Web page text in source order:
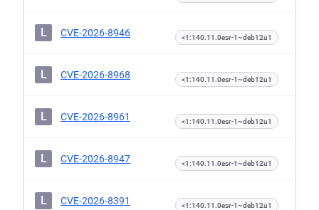
L CVE-2026-8946 <1:140.11.0esr-1~deb12u1
L CVE-2026-8968 <1:140.11.0esr-1~deb12u1
L CVE-2026-8961 <1:140.11.0esr-1~deb12u1
L CVE-2026-8947 <1:140.11.0esr-1~deb12u1
L CVE-2026-8391 <1:140.11.0esr-1~deb12u1